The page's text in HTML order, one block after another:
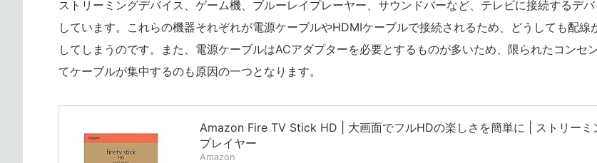
ストリーミングデバイス、ゲーム機、ブルーレイプレーヤー、サウンドバーなど、テレビに接続するデ
しています。これらの機器それぞれが電源ケーブルやHDMIケーブルで接続されるため、どうしても配線
してしまうのです。また、電源ケーブルはACアダプターを必要とするものが多いため、限られたコンセ
てケーブルが集中するのも原因の一つとなります。
Amazon Fire TV Stick HD | 大画面でフルHDの楽しさを簡単に | ストリーミ
プレイヤー
Amazon